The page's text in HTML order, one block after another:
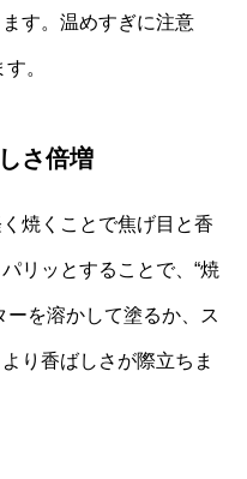
す。温めすぎに注意
。
さ倍増
焼くことで焦げ目と香
リッとすることで、“焼
ーを溶かして塗るか、ス
り香ばしさが際立ちま